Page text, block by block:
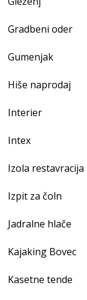
Gradbeni oder
Gumenjak
Hiše naprodaj
Interier
Intex
Izola restavracija
Izpit za čoln
Jadralne hlače
Kajaking Bovec
Kasetne tende